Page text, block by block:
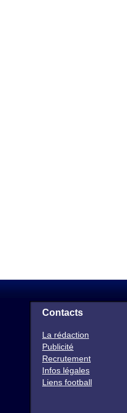
Contacts
La rédaction
Publicité
Recrutement
Infos légales
Liens football